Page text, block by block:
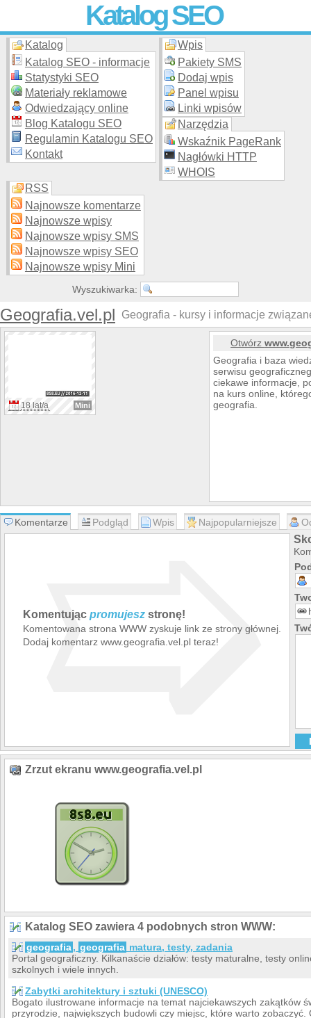
Katalog SEO
Skuteczna i promocja stron WWW –
moderowanego katalogu za darmo!
Katalog
Katalog SEO - informacje
Statystyki SEO
Materiały reklamowe
Odwiedzający online
Blog Katalogu SEO
Regulamin Katalogu SEO
Kontakt
Wpis
Pakiety SMS
Dodaj wpis
Panel wpisu
Linki wpisów
Narzędzia
Wskaźnik PageRank
Nagłówki HTTP
WHOIS
RSS
Najnowsze komentarze
Najnowsze wpisy
Najnowsze wpisy SMS
Najnowsze wpisy SEO
Najnowsze wpisy Mini
Wyszukiwarka:
Geografia.vel.pl Geografia - kursy i informacje
18 lat/a Mini
Otwórz
Geografia i baza
serwisu
ciekawe informacje,
na kurs online,
geografia.
Komentarze Podgląd Wpis Najpopularniejsze
Komentując promujesz stronę!
Komentowana strona WWW zyskuje link ze strony głównej.
Dodaj komentarz www.geografia.vel.pl teraz!
➯
Zrzut ekranu www.geografia.vel.pl
Katalog SEO zawiera 4 podobnych stron WWW:
geografia, geografia matura, testy, zadania
Portal geograficzny. Kilkanaście działów: testy maturalne, testy
szkolnych i wiele innych.
Zabytki architektury i sztuki (UNESCO)
Bogato ilustrowane informacje na temat najciekawszych zakątków
przyrodzie, największych budowli czy miejsc, które warto